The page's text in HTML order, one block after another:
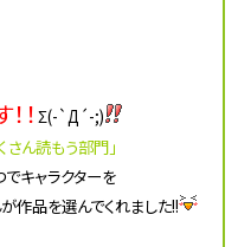
！Σ(-`Д´-;)
さん読もう部門」
でキャラクターを
作品を選んでくれました!!